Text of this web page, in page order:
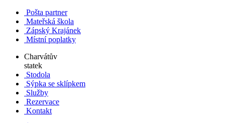
Pošta partner
Mateřská škola
Zápský Krajánek
Místní poplatky
Charvátův
statek
Stodola
Sýpka se sklípkem
Služby
Rezervace
Kontakt